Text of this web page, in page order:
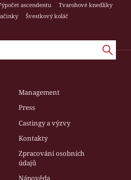
ascendentu
Tvarohové knedlíky
Švestkový koláč
Management
Press
Castingy a výzvy
Kontakty
Zpracování osobních
údajů
Nápověda